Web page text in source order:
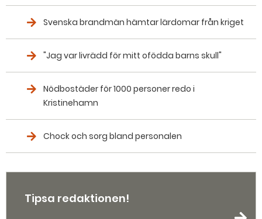
Svenska brandmän hämtar lärdomar från kriget
"Jag var livrädd för mitt ofödda barns skull"
Nödbostäder för 1000 personer redo i
Kristinehamn
Chock och sorg bland personalen
Tipsa redaktionen!